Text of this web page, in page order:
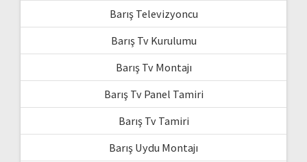
Barış Televizyoncu
Barış Tv Kurulumu
Barış Tv Montajı
Barış Tv Panel Tamiri
Barış Tv Tamiri
Barış Uydu Montajı